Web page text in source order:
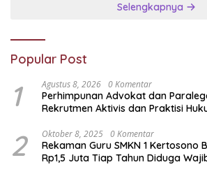
Selengkapnya
Popular Post
1 Agustus 8, 2026 0 Komentar
Perhimpunan Advokat dan Paralegal FAAM Buka
Rekrutmen Aktivis dan Praktisi
2 Oktober 8, 2025 0 Komentar
Rekaman Guru SMKN 1 Kertosono
Rp1,5 Juta Tiap Tahun Diduga